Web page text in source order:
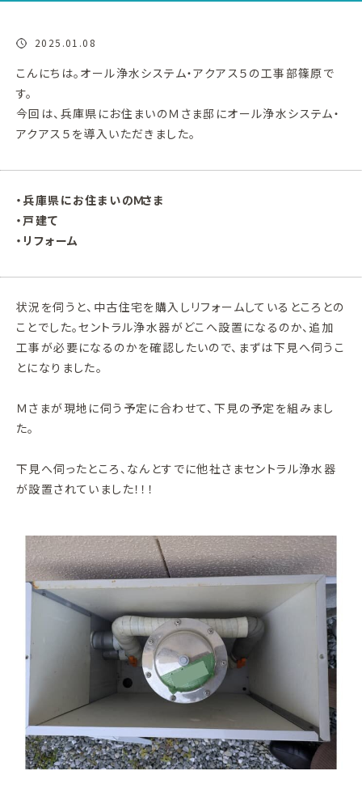
2025.01.08
こんにちは。オール浄水システム・アクアス５の工事部篠原で
す。
今回は、兵庫県にお住まいのＭさま邸にオール浄水システム・
アクアス５を導入いただきました。
・兵庫県にお住まいのＭさま
・戸建て
・リフォーム
状況を伺うと、中古住宅を購入しリフォームしているところとの
ことでした。セントラル浄水器がどこへ設置になるのか、追加
工事が必要になるのかを確認したいので、まずは下見へ伺うこ
とになりました。
Ｍさまが現地に伺う予定に合わせて、下見の予定を組みまし
た。
下見へ伺ったところ、なんとすでに他社さまセントラル浄水器
が設置されていました！！！